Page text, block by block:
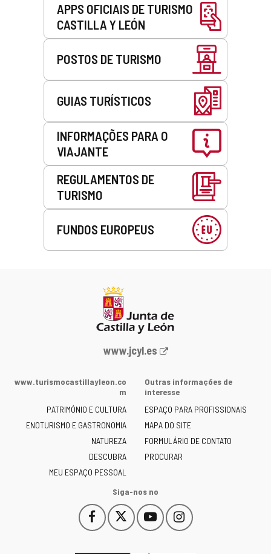
APPS OFICIAIS DE TURISMO
CASTILLA Y LEÓN
POSTOS DE TURISMO
GUIAS TURÍSTICOS
INFORMAÇÕES PARA O
VIAJANTE
REGULAMENTOS DE
TURISMO
FUNDOS EUROPEUS
Portal
Junta
Castilla
y
León
-
www.jcyl.es
www.turismocastillayleon.co
m
PATRIMÓNIO E CULTURA
ENOTURISMO E GASTRONOMIA
NATUREZA
DESCUBRA
MEU ESPAÇO PESSOAL
Outras informações de
interesse
ESPAÇO PARA PROFISSIONAIS
MAPA DO SITE
FORMULÁRIO DE CONTATO
PROCURAR
Siga-nos no
Facebook
Este
enlace
Este
enlace
YouTube
Este
enlace
Instagram
Este
enlace